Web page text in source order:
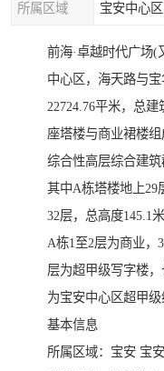
所属区域 宝安中心区
前海·卓越时代广场
中心区，海天路与
22724.76平米，总
座塔楼与商业裙楼
综合性高层综合建筑
其中A栋塔楼地上29
32层，总高度145.1
A栋1至2层为商业，
层为超甲级写字楼
为宝安中心区超甲级
基本信息
所属区域：宝安 宝